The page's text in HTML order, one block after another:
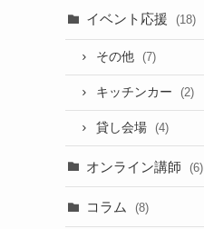
イベント応援 (18)
その他 (7)
キッチンカー (2)
貸し会場 (4)
オンライン講師 (6)
コラム (8)